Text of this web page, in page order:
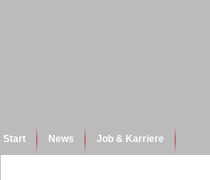
Start News Job & Karriere